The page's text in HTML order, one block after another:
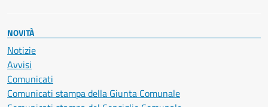
NOVITÀ
Notizie
Avvisi
Comunicati
Comunicati stampa della Giunta Comunale